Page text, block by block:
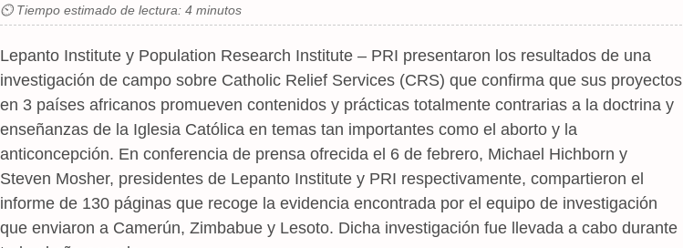
⏲ Tiempo estimado de lectura: 4 minutos
Lepanto Institute y Population Research Institute – PRI presentaron los resultados de una
investigación de campo sobre Catholic Relief Services (CRS) que confirma que sus proyectos
en 3 países africanos promueven contenidos y prácticas totalmente contrarias a la doctrina y
enseñanzas de la Iglesia Católica en temas tan importantes como el aborto y la
anticoncepción. En conferencia de prensa ofrecida el 6 de febrero, Michael Hichborn y
Steven Mosher, presidentes de Lepanto Institute y PRI respectivamente, compartieron el
informe de 130 páginas que recoge la evidencia encontrada por el equipo de investigación
que enviaron a Camerún, Zimbabue y Lesoto. Dicha investigación fue llevada a cabo durante